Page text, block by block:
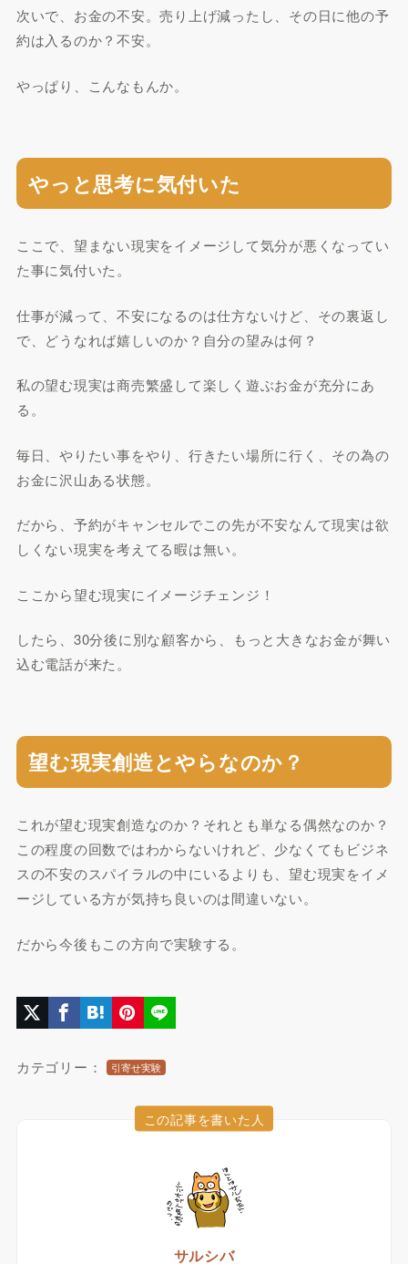
次いで、お金の不安。売り上げ減ったし、その日に他の予
約は入るのか？不安。
やっぱり、こんなもんか。
やっと思考に気付いた
ここで、望まない現実をイメージして気分が悪くなってい
た事に気付いた。
仕事が減って、不安になるのは仕方ないけど、その裏返し
で、どうなれば嬉しいのか？自分の望みは何？
私の望む現実は商売繁盛して楽しく遊ぶお金が充分にあ
る。
毎日、やりたい事をやり、行きたい場所に行く、その為の
お金に沢山ある状態。
だから、予約がキャンセルでこの先が不安なんて現実は欲
しくない現実を考えてる暇は無い。
ここから望む現実にイメージチェンジ！
したら、30分後に別な顧客から、もっと大きなお金が舞い
込む電話が来た。
望む現実創造とやらなのか？
これが望む現実創造なのか？それとも単なる偶然なのか？
この程度の回数ではわからないけれど、少なくてもビジネ
スの不安のスパイラルの中にいるよりも、望む現実をイメ
ージしている方が気持ち良いのは間違いない。
だから今後もこの方向で実験する。
カテゴリー： 引寄せ実験
この記事を書いた人
サルシバ